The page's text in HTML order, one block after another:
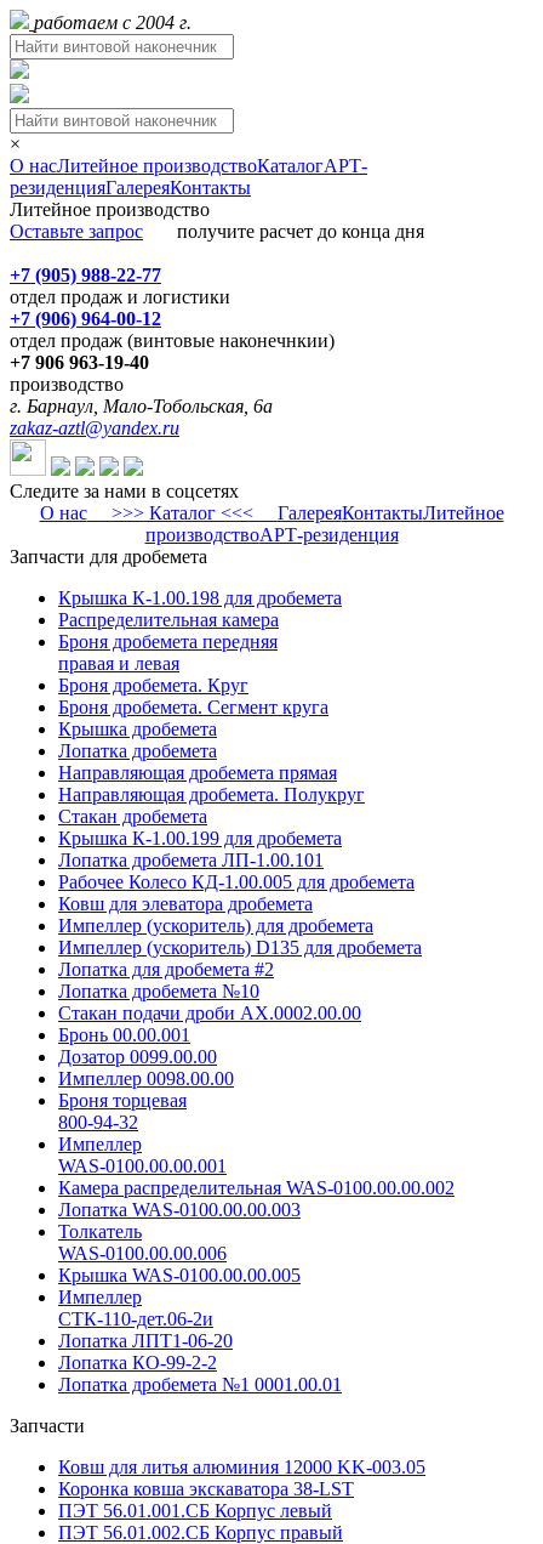
работаем с 2004 г.
×
О насЛитейное производствоКаталогАРТ-
резиденцияГалереяКонтакты
Литейное производство
Оставьте запрос получите расчет до конца дня
+7 (905) 988-22-77
отдел продаж и логистики
+7 (906) 964-00-12
отдел продаж (винтовые наконечнкии)
+7 906 963-19-40
производство
г. Барнаул, Мало-Тобольская, 6а
zakaz-aztl@yandex.ru
Следите за нами в соцсетях
О нас>>> Каталог <<< ГалереяКонтактыЛитейное
производствоАРТ-резиденция
Запчасти для дробемета
Крышка К-1.00.198 для дробемета
Распределительная камера
Броня дробемета передняя
правая и левая
Броня дробемета. Круг
Броня дробемета. Сегмент круга
Крышка дробемета
Лопатка дробемета
Направляющая дробемета прямая
Направляющая дробемета. Полукруг
Стакан дробемета
Крышка К-1.00.199 для дробемета
Лопатка дробемета ЛП-1.00.101
Рабочее Колесо КД-1.00.005 для дробемета
Ковш для элеватора дробемета
Импеллер (ускоритель) для дробемета
Импеллер (ускоритель) D135 для дробемета
Лопатка для дробемета #2
Лопатка дробемета №10
Стакан подачи дроби АХ.0002.00.00
Бронь 00.00.001
Дозатор 0099.00.00
Импеллер 0098.00.00
Броня торцевая
800-94-32
Импеллер
WAS-0100.00.00.001
Камера распределительная WAS-0100.00.00.002
Лопатка WAS-0100.00.00.003
Толкатель
WAS-0100.00.00.006
Крышка WAS-0100.00.00.005
Импеллер
СТК-110-дет.06-2и
Лопатка ЛПТ1-06-20
Лопатка КО-99-2-2
Лопатка дробемета №1 0001.00.01
Запчасти
Ковш для литья алюминия 12000 KK-003.05
Коронка ковша экскаватора 38-LST
ПЭТ 56.01.001.СБ Корпус левый
ПЭТ 56.01.002.СБ Корпус правый